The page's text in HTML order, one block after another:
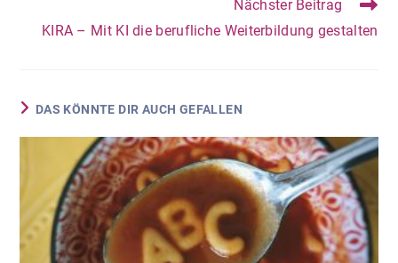
Nächster Beitrag
KIRA – Mit KI die berufliche Weiterbildung gestalten
DAS KÖNNTE DIR AUCH GEFALLEN